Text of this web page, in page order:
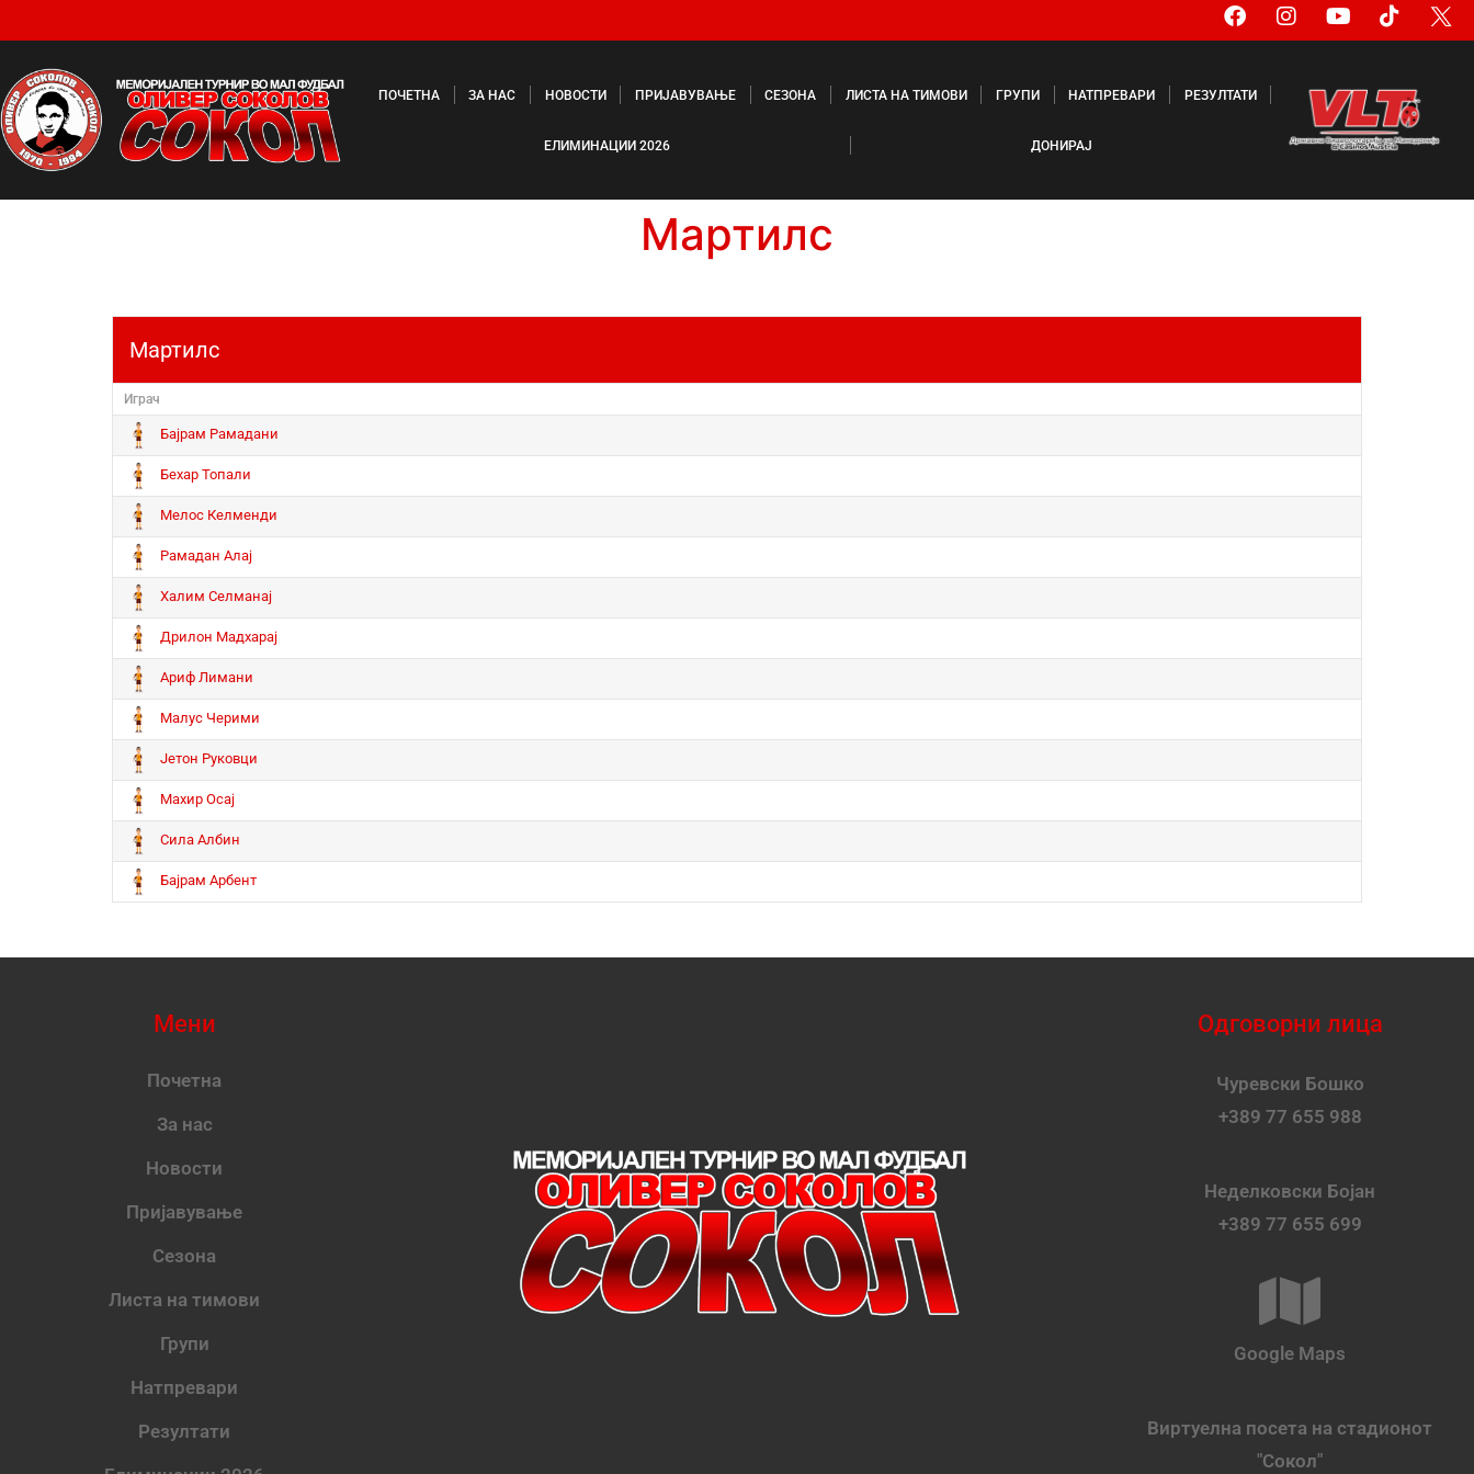
ПОЧЕТНА ЗА НАС НОВОСТИ ПРИЈАВУВАЊЕ СЕЗОНА ЛИСТА НА ТИМОВИ ГРУПИ НАТПРЕВАРИ РЕЗУЛТАТИ
ЕЛИМИНАЦИИ 2026 ДОНИРАЈ
Мартилс
Мартилс
Играч
Бајрам Рамадани
Бехар Топали
Мелос Келменди
Рамадан Алај
Халим Селманај
Дрилон Мадхарај
Ариф Лимани
Малус Черими
Јетон Руковци
Махир Осај
Сила Албин
Бајрам Арбент
Мени
Почетна
За нас
Новости
Пријавување
Сезона
Листа на тимови
Групи
Натпревари
Резултати
Одговорни лица
Чуревски Бошко
+389 77 655 988
Неделковски Бојан
+389 77 655 699
Google Maps
Виртуелна посета на стадионот
"Сокол"